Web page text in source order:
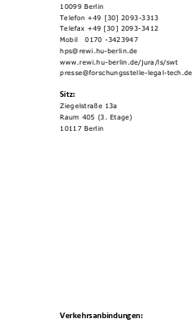
10099 Berlin
Telefon +49 [30] 2093-3313
Telefax +49 [30] 2093-3412
Mobil 0170 -3423947
hps@rewi.hu-berlin.de
www.rewi.hu-berlin.de/jura/ls/swt
presse@forschungsstelle-legal-tech.de
Sitz:
Ziegelstraße 13a
Raum 405 (3. Etage)
10117 Berlin
Verkehrsanbindungen: